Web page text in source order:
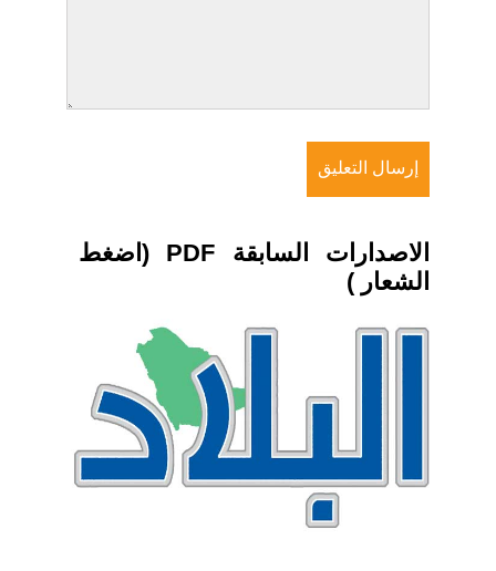
الاصدارات السابقة PDF (اضغط
الشعار )